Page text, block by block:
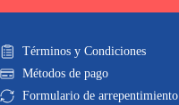
Términos y Condiciones
Métodos de pago
Formulario de arrepentimiento